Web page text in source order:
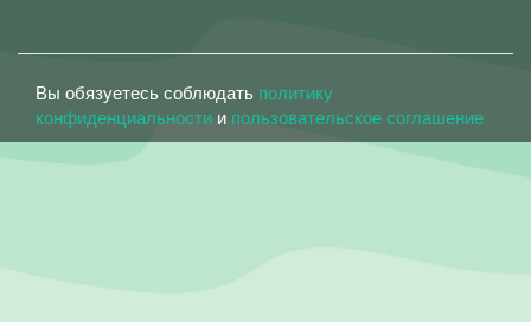
Вы обязуетесь соблюдать политику
конфиденциальности и пользовательское соглашение